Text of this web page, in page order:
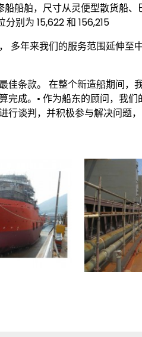
船船舶，尺寸从灵便型散货船、
分别为 15,622和 156,215
，
多年来我们的服务范围延伸至
佳条款。
在整个新造船期间，
完成。• 作为船东的顾问，我
行谈判，并积极参与解决问题